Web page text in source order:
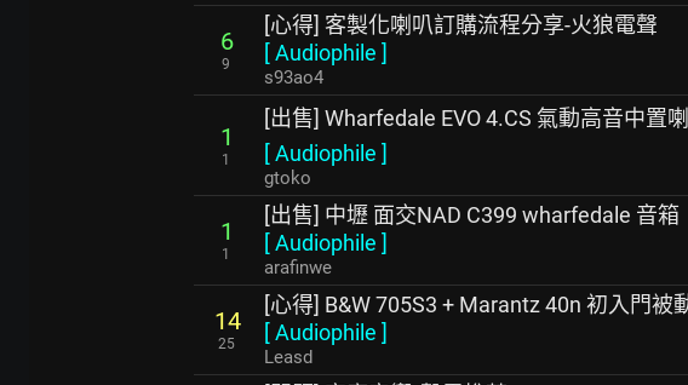
6
9
[心得] 客製化喇叭訂購流程分享-火狼電聲
[Audiophile ]
s93ao4
1
1
[出售] Wharfedale EVO 4.CS 氣動高音中置
[Audiophile ]
gtoko
1
1
[出售] 中壢 面交NAD C399 wharfedale 音箱
[Audiophile ]
arafinwe
14
25
[心得] B&W 705S3 + Marantz 40n 初入門被
[Audiophile ]
Leasd